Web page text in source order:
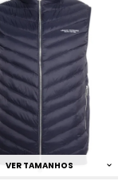
VER TAMANHOS